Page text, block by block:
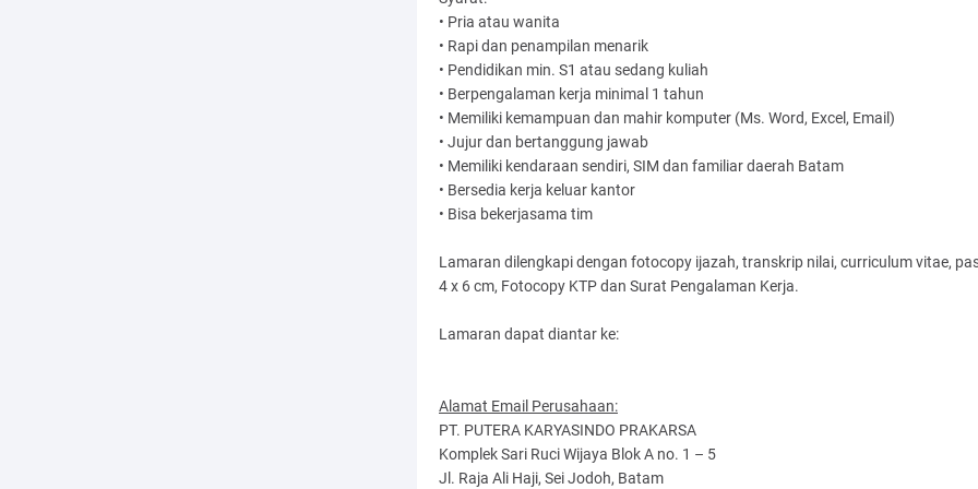
• Pria atau wanita
• Rapi dan penampilan menarik
• Pendidikan min. S1 atau sedang kuliah
• Berpengalaman kerja minimal 1 tahun
• Memiliki kemampuan dan mahir komputer (Ms. Word, Excel, Email)
• Jujur dan bertanggung jawab
• Memiliki kendaraan sendiri, SIM dan familiar daerah Batam
• Bersedia kerja keluar kantor
• Bisa bekerjasama tim
Lamaran dilengkapi dengan fotocopy ijazah, transkrip nilai, curriculum vitae,
4 x 6 cm, Fotocopy KTP dan Surat Pengalaman Kerja.
Lamaran dapat diantar ke:
Alamat Email Perusahaan:
PT. PUTERA KARYASINDO PRAKARSA
Komplek Sari Ruci Wijaya Blok A no. 1 – 5
Jl. Raja Ali Haji, Sei Jodoh, Batam